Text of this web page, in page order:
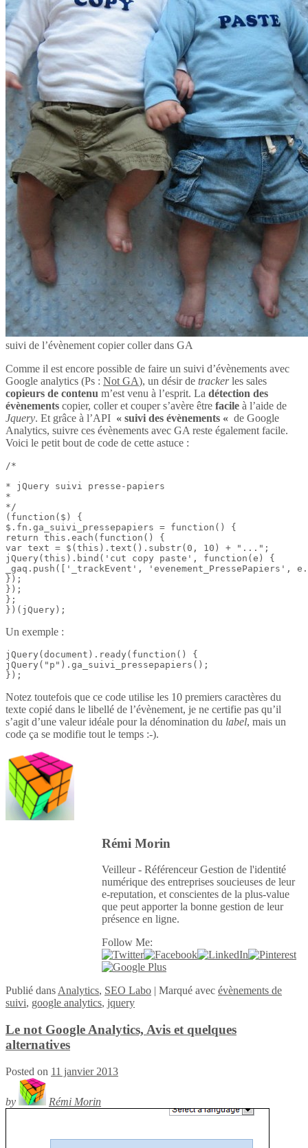
suivi de l’évènement copier coller dans GA
Comme il est encore possible de faire un suivi d’évènements avec
Google analytics (Ps : Not GA), un désir de trackerles sales
copieurs de contenu m’est venu à l’esprit. La détection des
évènements copier, coller et couper s’avère être facile à l’aide de
Jquery. Et grâce à l’API « suivi des évènements « de Google
Analytics, suivre ces évènements avec GA reste également facile.
Voici le petit bout de code de cette astuce :
/*
* jQuery suivi presse-papiers
*
*/
(function($) {
$.fn.ga_suivi_pressepapiers = function() {
return this.each(function() {
var text = $(this).text().substr(0, 10) + "...";
jQuery(this).bind('cut copy paste', function(e) {
_gaq.push(['_trackEvent', 'evenement_PressePapiers',
});
});
};
})(jQuery);
Un exemple :
jQuery(document).ready(function() {
jQuery("p").ga_suivi_pressepapiers();
});
Notez toutefois que ce code utilise les 10 premiers caractères du
texte copié dans le libellé de l’évènement, je ne certifie pas qu’il
s’agit d’une valeur idéale pour la dénomination du label, mais un
code ça se modifie tout le temps :-).
Rémi Morin
Veilleur - Référenceur Gestion de l'identité
numérique des entreprises soucieuses de leur
e-reputation, et conscientes de la plus-value
que peut apporter la bonne gestion de leur
présence en ligne.
Follow Me:
Publié dans Analytics, SEO Labo | Marqué avec évènements de
suivi, google analytics, jquery
Le not Google Analytics, Avis et quelques
alternatives
Posted on 11 janvier 2013
by Rémi Morin